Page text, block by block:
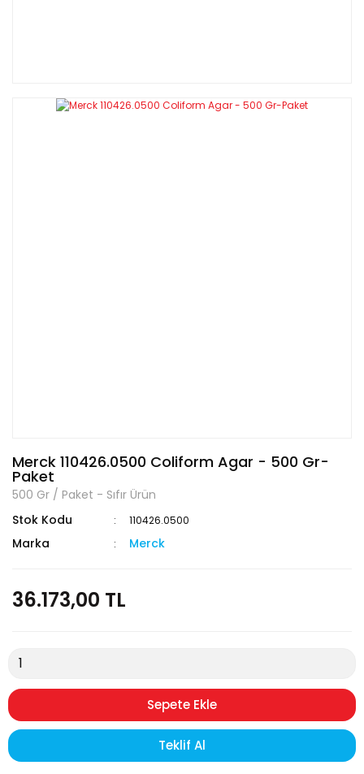
Merck 110426.0500 Coliform Agar - 500 Gr-
Paket
500 Gr / Paket - Sıfır Ürün
Stok Kodu
110426.0500
Marka Merck
36.173,00 TL
Sepete Ekle
Teklif Al